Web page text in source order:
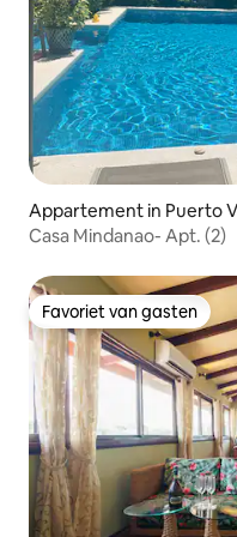
Appartement in Puerto
Casa Mindanao- Apt. (2)
Favoriet van gasten
Favoriet van gasten